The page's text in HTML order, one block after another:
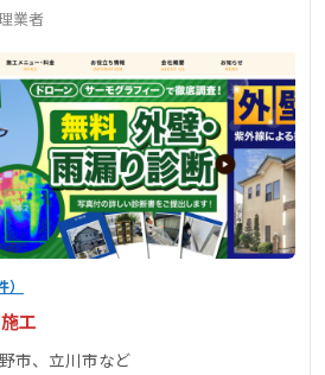
業者
工
市、立川市など